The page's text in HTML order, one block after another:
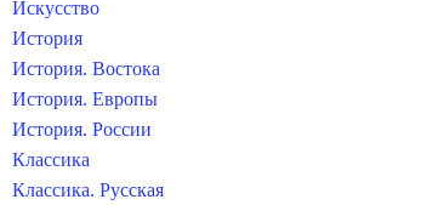
Искусство
История
История. Востока
История. Европы
История. России
Классика
Классика. Русская